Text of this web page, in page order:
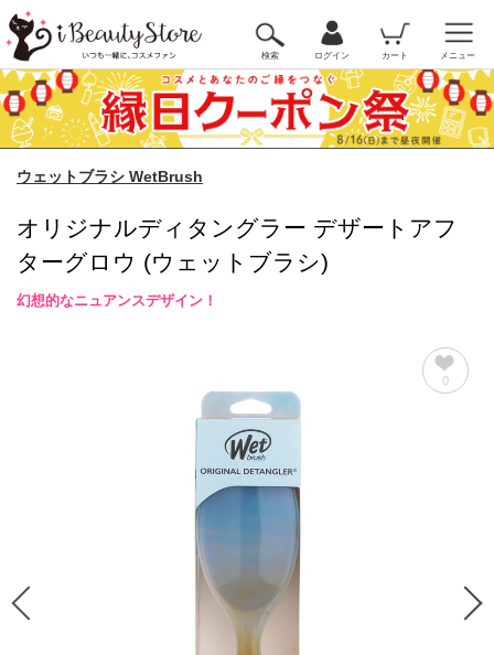
検索 ログイン カート メニュー
ウェットブラシ WetBrush
オリジナルディタングラー デザートアフ
ターグロウ (ウェットブラシ)
幻想的なニュアンスデザイン！
0